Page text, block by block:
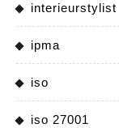
interieurstylist
ipma
iso
iso 27001